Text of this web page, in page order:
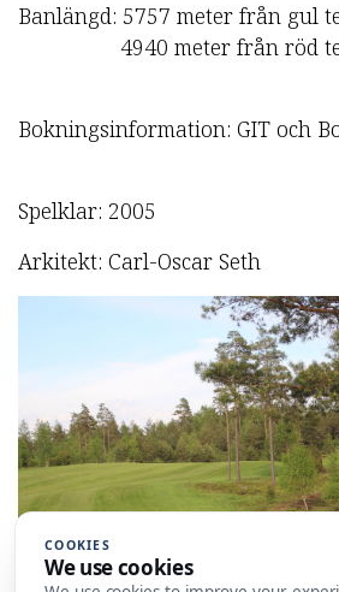
Banlängd: 5757 meter från gul
4940 meter från röd
Bokningsinformation: GIT och
Spelklar: 2005
Arkitekt: Carl-Oscar Seth
COOKIES
We use cookies